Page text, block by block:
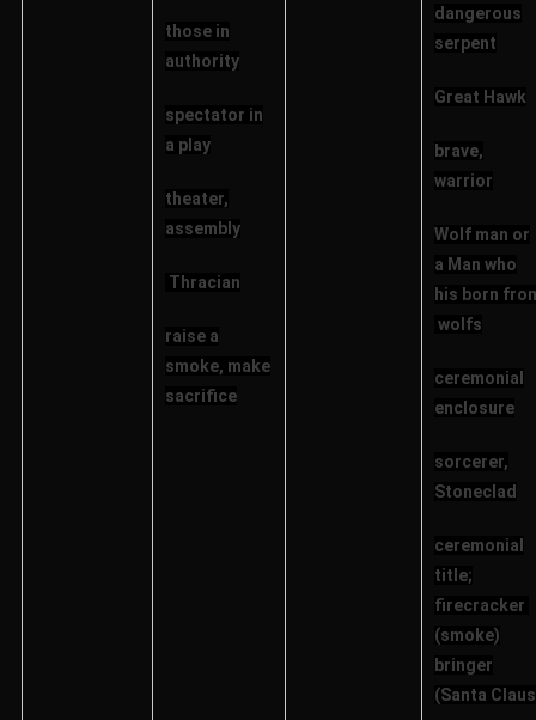
those in
authority
spectator in
a play
theater,
assembly
Thracian
raise a
smoke, make
sacrifice
dangerous
serpent
Great Hawk
brave,
warrior
Wolf man or
a Man who
his born
wolfs
ceremonial
enclosure
sorcerer,
Stoneclad
ceremonial
title;
firecracker
(smoke)
bringer
(Santa